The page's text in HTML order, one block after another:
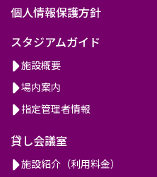
個人情報保護方針
スタジアムガイド
施設概要
場内案内
指定管理者情報
貸し会議室
施設紹介（利用料金）